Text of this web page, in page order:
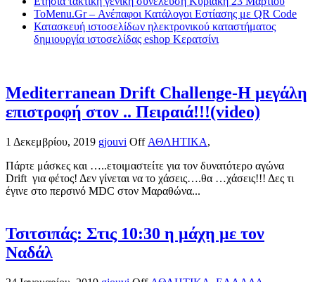
ToMenu.Gr – Ανέπαφοι Κατάλογοι Εστίασης με QR Code
Κατασκευή ιστοσελίδων ηλεκτρονικού καταστήματος
δημιουργία ιστοσελίδας eshop Κερατσίνι
Mediterranean Drift Challenge-Η μεγάλη
επιστροφή στον .. Πειραιά!!!(video)
1 Δεκεμβρίου, 2019 gjouvi Off ΑΘΛΗΤΙΚΑ,
Πάρτε μάσκες και …..ετοιμαστείτε για τον δυνατότερο αγώνα
Drift για φέτος! Δεν γίνεται να το χάσεις….θα …χάσεις!!! Δες τι
έγινε στο περσινό MDC στον Μαραθώνα...
Τσιτσιπάς: Στις 10:30 η μάχη με τον
Ναδάλ